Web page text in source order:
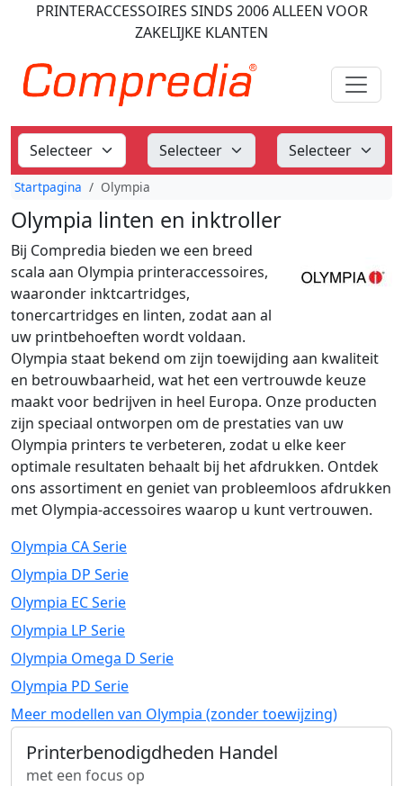
PRINTERACCESSOIRES SINDS 2006ALLEEN VOOR
ZAKELIJKE KLANTEN
Startpagina Olympia
Olympia linten en inktroller
Bij Compredia bieden we een breed
scala aan Olympia printeraccessoires,
waaronder inktcartridges,
tonercartridges en linten, zodat aan al
uw printbehoeften wordt voldaan.
Olympia staat bekend om zijn toewijding aan kwaliteit
en betrouwbaarheid, wat het een vertrouwde keuze
maakt voor bedrijven in heel Europa. Onze producten
zijn speciaal ontworpen om de prestaties van uw
Olympia printers te verbeteren, zodat u elke keer
optimale resultaten behaalt bij het afdrukken. Ontdek
ons assortiment en geniet van probleemloos afdrukken
met Olympia-accessoires waarop u kunt vertrouwen.
Olympia CA Serie
Olympia DP Serie
Olympia EC Serie
Olympia LP Serie
Olympia Omega D Serie
Olympia PD Serie
Meer modellen van Olympia (zonder toewijzing)
Printerbenodigdheden Handel
met een focus op